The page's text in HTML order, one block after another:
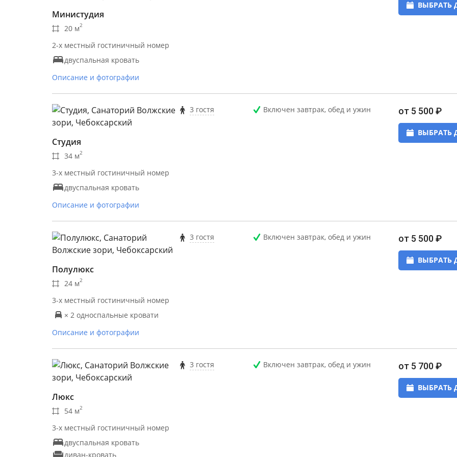
Министудия
20 м2
2-х местный гостиничный номер
двуспальная кровать
Описание и фотографии
ВЫБРАТЬ
Студия
34 м2
3-х местный гостиничный номер
двуспальная кровать
Описание и фотографии
3 гостя Включен завтрак, обед и ужин от 5 500 ₽
ВЫБРАТЬ
Полулюкс
24 м2
3-х местный гостиничный номер
× 2 односпальные кровати
Описание и фотографии
3 гостя Включен завтрак, обед и ужин от 5 500 ₽
ВЫБРАТЬ
Люкс
54 м2
3-х местный гостиничный номер
двуспальная кровать
диван-кровать
3 гостя Включен завтрак, обед и ужин от 5 700 ₽
ВЫБРАТЬ